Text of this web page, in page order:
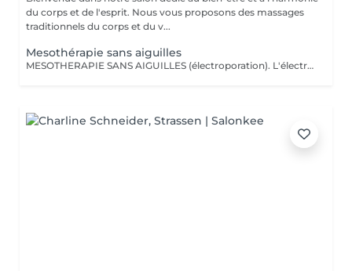
du corps et de l'esprit. Nous vous proposons des massages
traditionnels du corps et du v...
Mesothérapie sans aiguilles
MESOTHERAPIE SANS AIGUILLES (électroporation). L'électromésothérapie est une technique médicale non invasive qui utilise des impulsions électriques pour améliorer l'apparence de la peau et le bien-être général. C'est une méthode sûre et efficace pour traiter une variété de problèmes de peau, des rides aux cicatrices d'acné, et elle est devenue une composante essentielle de nombreuses pratiques esthétiques. La mésothérapie sans aiguilles est également efficace pour le remodelage corporel et la réduction de la cellulite. Elle peut aider à tonifier les muscles et à éliminer les dépôts de graisse, aidant ainsi les clients à obtenir une silhouette plus ferme et plus sculptée. Cette technique utilise des courants électriques faibles intensité pour faire traverser la surface protectrice de la peau et les membranes cellulaires aux substances actives choisis selon des besoins et des effets attendus (p.ex., des enzymes et des produits favorisants le drainage lymphatique). Voici quelques-unes des principales contre-indications à l'électromésothérapie : Maladies cardiaques et porteurs de pacemaker Grossesse Épilepsie Cancers de la peau Diabète avancé Infections cutanées actives ou irritations cutanées graves Nombre de séances est établi selon des besoins et des résultats recherchés.